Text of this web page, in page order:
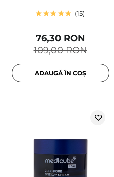
15
109,00 RON
76,30 RON
ADAUGĂ ÎN COȘ